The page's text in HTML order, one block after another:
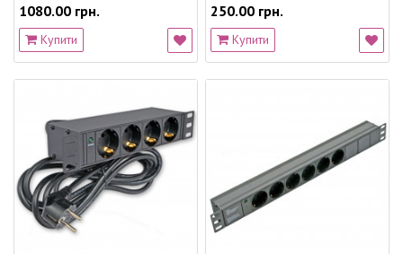
1080.00 грн.
Купити
250.00 грн.
Купити